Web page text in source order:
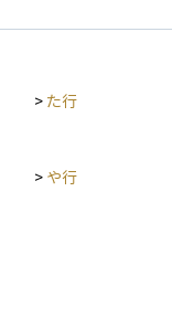
て区別するのが一般
ランの見直しや不
減額を比較し、総
> た行
> や行